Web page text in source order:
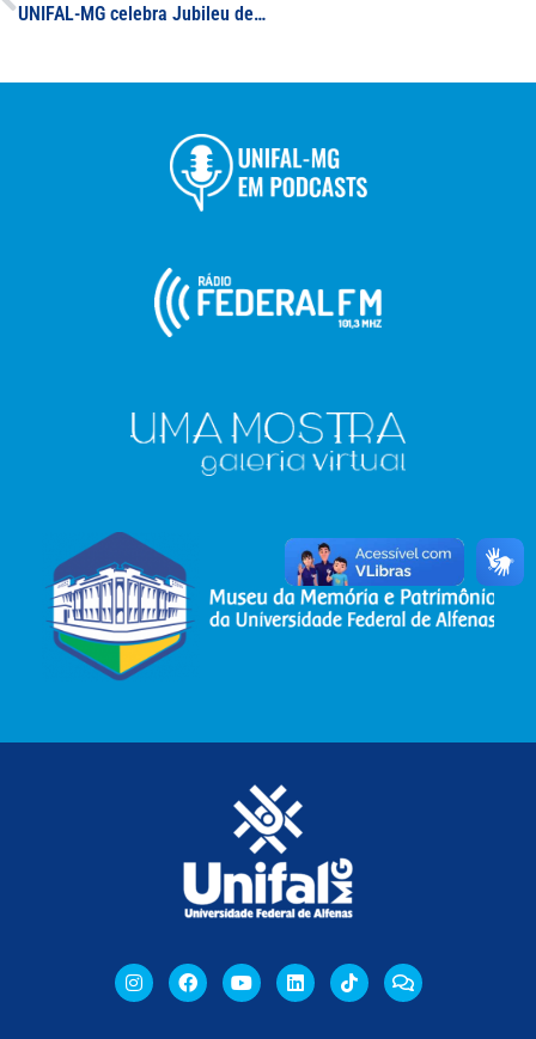
UNIFAL-MG celebra Jubileu de Prata das turmas de Odontologia, Enfermagem e Farmácia; solenidades marcam 25 anos das turmas graduadas em 1998